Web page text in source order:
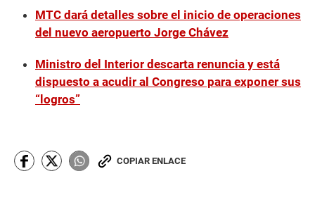
MTC dará detalles sobre el inicio de operaciones
del nuevo aeropuerto Jorge Chávez
Ministro del Interior descarta renuncia y está
dispuesto a acudir al Congreso para exponer sus
“logros”
COPIAR ENLACE